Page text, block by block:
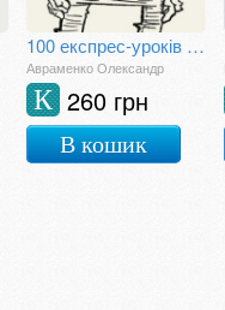
100 експрес-уроків української
Авраменко Олександр
260 грн
К
В кошик